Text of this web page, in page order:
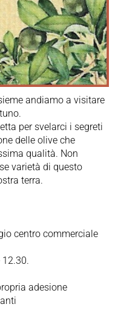
andiamo a visitare
per svelarci i segreti
delle olive che
qualità. Non
varietà di questo
terra.
centro commerciale
adesione